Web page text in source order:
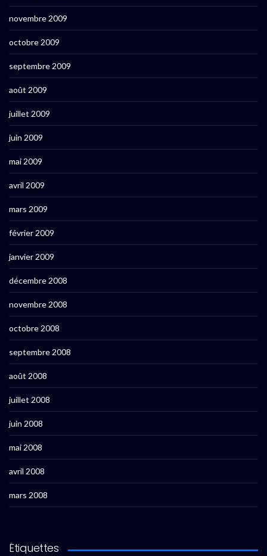
novembre 2009
octobre 2009
septembre 2009
août 2009
juillet 2009
juin 2009
mai 2009
avril 2009
mars 2009
février 2009
janvier 2009
décembre 2008
novembre 2008
octobre 2008
septembre 2008
août 2008
juillet 2008
juin 2008
mai 2008
avril 2008
mars 2008
Étiquettes